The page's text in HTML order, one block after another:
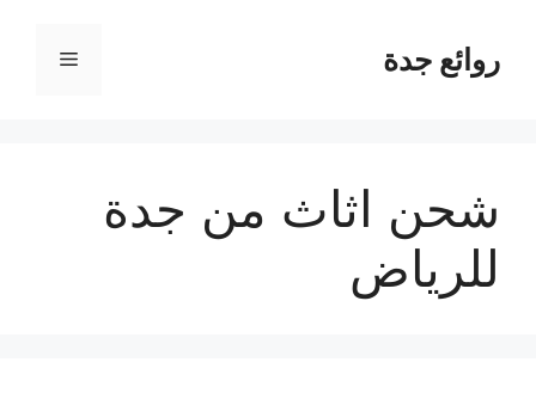
المحتوىروائع جدة القائمة
شحن اثاث من جدة
للرياض